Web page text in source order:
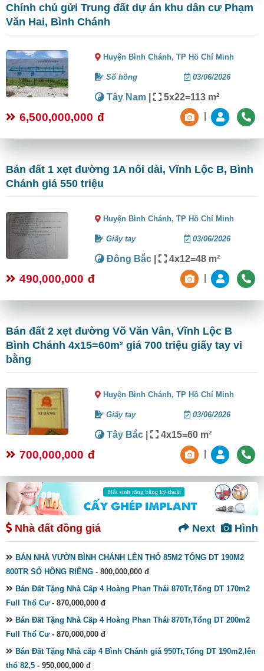
Chính chủ gửi Trung đất dự án khu dân cư Phạm
Văn Hai, Bình Chánh
Huyện Bình Chánh,TP Hồ Chí Minh
Sổ hồng 03/06/2026
Tây Nam | 5x22=113 m²
6,500,000,000 đ
Bán đất 1 xẹt đường 1A nối dài, Vĩnh Lộc B, Bình
Chánh giá 550 triệu
Huyện Bình Chánh,TP Hồ Chí Minh
Giấy tay 03/06/2026
Đông Bắc | 4x12=48 m²
490,000,000 đ
Bán đất 2 xẹt đường Võ Văn Vân, Vĩnh Lộc B
Bình Chánh 4x15=60m² giá 700 triệu giấy tay vi
bằng
Huyện Bình Chánh,TP Hồ Chí Minh
Giấy tay 03/06/2026
Tây Bắc | 4x15=60 m²
700,000,000 đ
Nhà đất đồng giá Hình
Next
BÁN NHÀ VƯỜN BÌNH CHÁNH LÊN THỔ 85M2 TỔNG DT 190M2
800TR SỔ HỒNG RIÊNG - 800,000,000 đ
Bán Đất Tặng Nhà Cấp 4 Hoàng Phan Thái 870Tr,Tổng DT 170m2
Full Thổ Cư- 870,000,000 đ
Bán Đất Tặng Nhà Cấp 4 Hoàng Phan Thái 870Tr,Tổng DT 200m2
Full Thổ Cư- 870,000,000 đ
Bán Đất Tặng Nhà cấp 4 Bình Chánh giá 950Tr,Tổng DT 190m2,lên
thổ 82,5 - 950,000,000 đ